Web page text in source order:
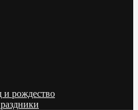
рождество